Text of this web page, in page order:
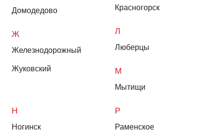
Домодедово
Ж
Железнодорожный
Жуковский
Красногорск
Л
Люберцы
М
Мытищи
Н
Ногинск
Р
Раменское